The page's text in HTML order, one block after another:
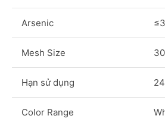
Arsenic
Mesh Size
Hạn sử dụng
Color Range